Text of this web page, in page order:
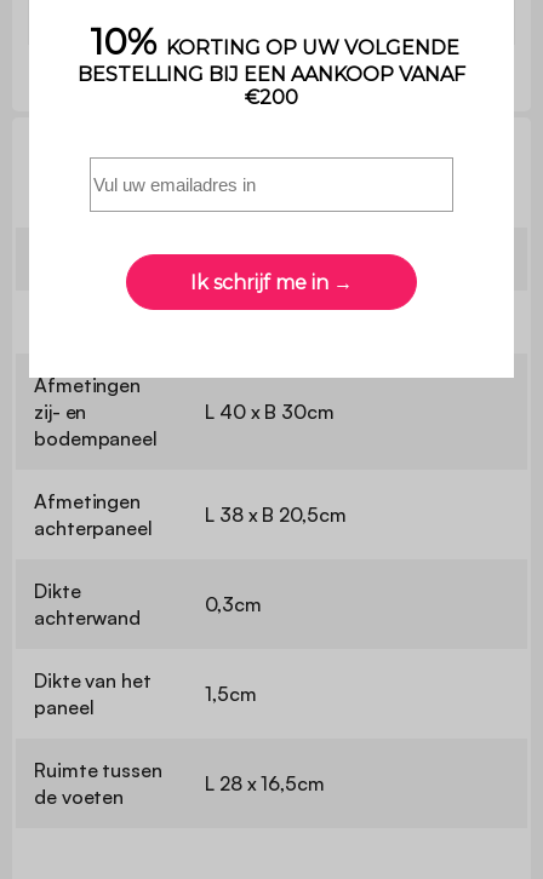
Technische informatie
Nachtkastje: 40 x 30 x 58cm
Afmetingen
zij- en
bodempaneel
L 40 x B 30cm
Afmetingen
achterpaneel
L 38 x B 20,5cm
Dikte
achterwand
0,3cm
Dikte van het
paneel
1,5cm
Ruimte tussen
de voeten
L 28 x 16,5cm